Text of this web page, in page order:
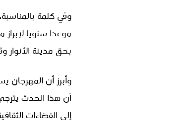
وفي كلمة
موعدا سنويا
بحق مدينة الأنوار
وأبرز أن المهرجان
أن هذا الحدث
إلى الفضاءات